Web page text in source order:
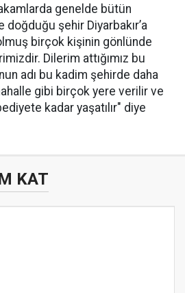
genelde bütün
doğduğu şehir Diyarbakır’a
birçok kişinin gönlünde
Dilerim attığımız bu
adı bu kadim şehirde daha
gibi birçok yere verilir ve
kadar yaşatılır" diye
KAT